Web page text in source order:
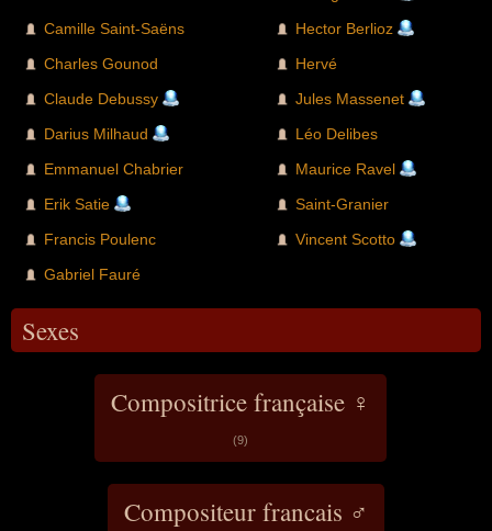
Camille Saint-Saëns
Charles Gounod
Claude Debussy
Darius Milhaud
Emmanuel Chabrier
Erik Satie
Francis Poulenc
Gabriel Fauré
Hector Berlioz
Hervé
Jules Massenet
Léo Delibes
Maurice Ravel
Saint-Granier
Vincent Scotto
Sexes
Compositrice française ♀
(9)
Compositeur francais ♂